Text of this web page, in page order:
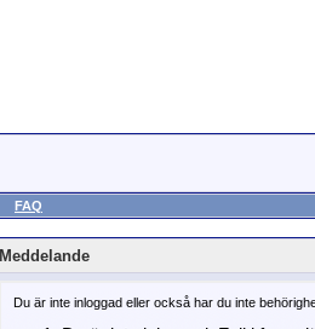
FAQ
Meddelande
Du är inte inloggad eller också har du inte